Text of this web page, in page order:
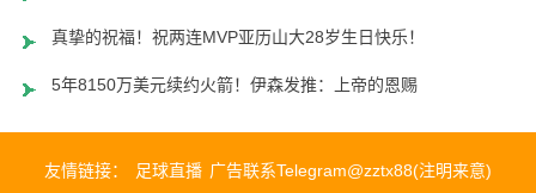
真挚的祝福！祝两连MVP亚历山大28岁生日快乐！
5年8150万美元续约火箭！伊森发推：上帝的恩赐
友情链接： 足球直播 广告联系Telegram@zztx88(注明来意)